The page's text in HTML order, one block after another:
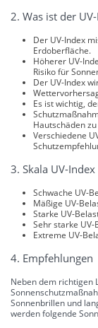
2. Was ist der
Der UV-Index
Erdoberfläche.
Höherer UV-
Risiko für
Der UV-Index
Es ist wichtig,
Hautschäden
Verschiedene
3. Skala UV-Index
Schwache UV-
Mäßige UV-
Starke UV-
Sehr starke UV-
Extreme UV-
4. Empfehlungen
Neben dem richtigen
Sonnenbrillen und
werden folgende